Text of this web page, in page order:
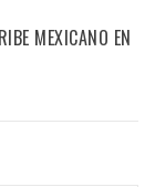
MEXICANO EN